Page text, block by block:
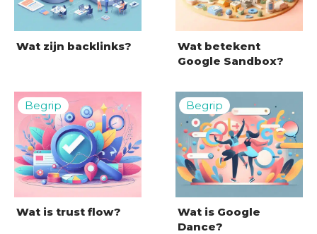
Wat zijn backlinks?
Wat betekent
Google Sandbox?
Wat is trust flow?
Wat is Google
Dance?